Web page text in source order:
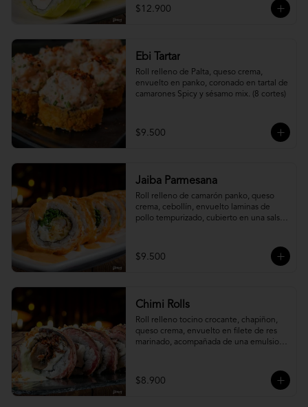
$12.900
Ebi Tartar
Roll relleno de Palta, queso crema,
envuelto en panko, coronado en tartal de
camarones Spicy y sésamo mix. (8 cortes)
$9.500
Jaiba Parmesana
Roll relleno de camarón panko, queso
crema, cebollín, envuelto laminas de
pollo tempurizado, cubierto en una salsa
$9.500
Chimi Rolls
Roll relleno tocino crocante, chapiñon,
queso crema, envuelto en filete de res
marinado, acompañada de una emulsion
$8.900